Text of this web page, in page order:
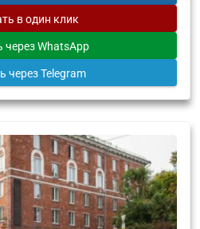
в один клик
через WhatsApp
через Telegram